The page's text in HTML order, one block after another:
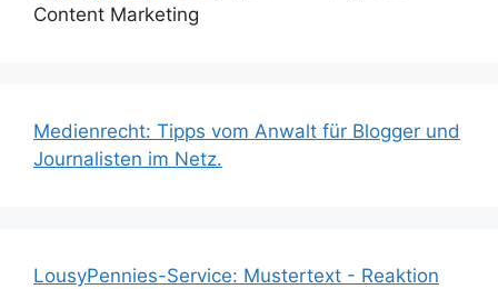
Content Marketing
Medienrecht: Tipps vom Anwalt für Blogger und
Journalisten im Netz.
LousyPennies-Service: Mustertext - Reaktion